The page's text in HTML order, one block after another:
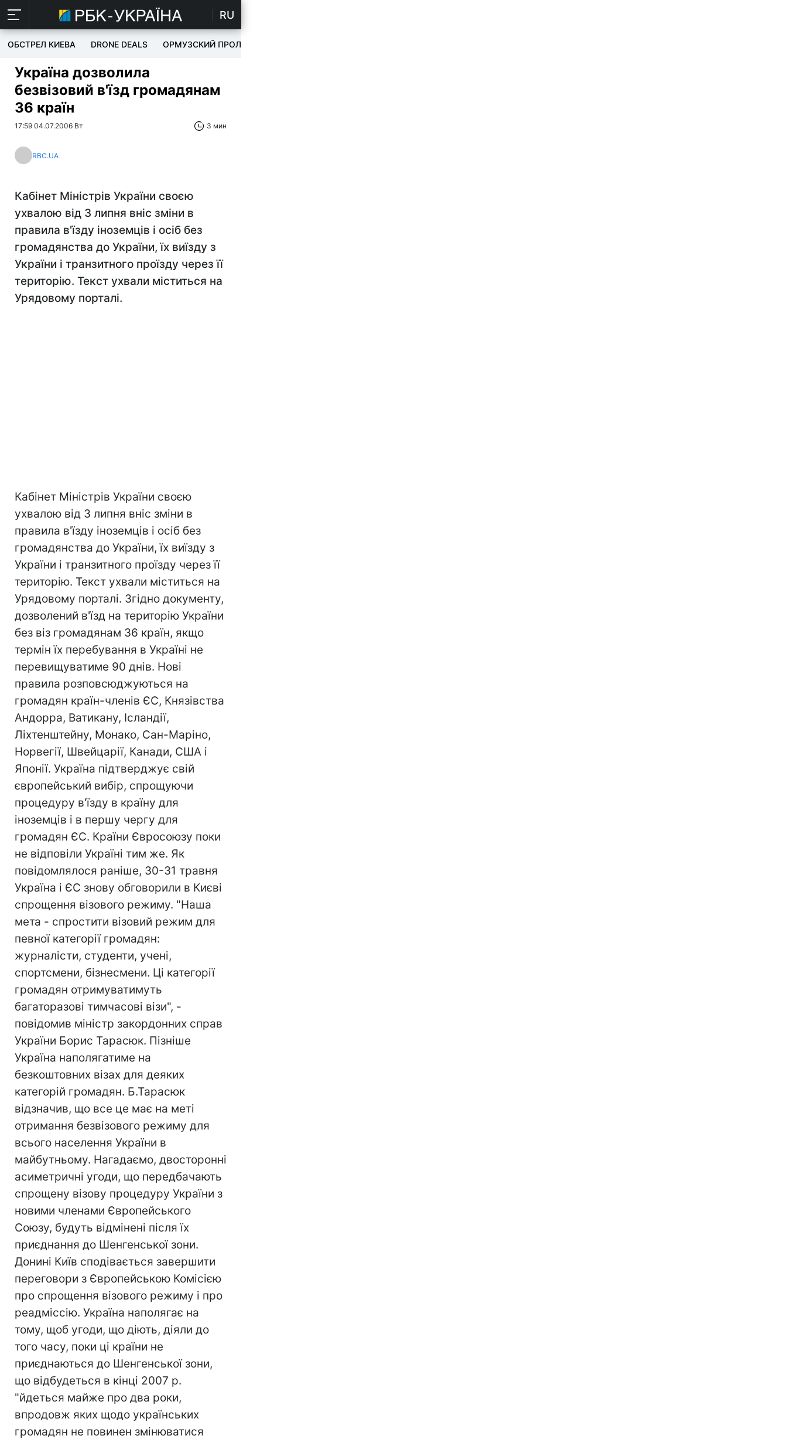
RU
ОБСТРЕЛ КИЕВА DRONE DEALS ОРМУЗСКИЙ ПРОЛИВ
Україна дозволила
безвізовий в'їзд громадянам
36 країн
17:59 04.07.2006 Вт 3 мин
RBC.UA
Кабінет Міністрів України своєю
ухвалою від 3 липня вніс зміни в
правила в'їзду іноземців і осіб без
громадянства до України, їх виїзду з
України і транзитного проїзду через її
територію. Текст ухвали міститься на
Урядовому порталі.
Кабінет Міністрів України своєю
ухвалою від 3 липня вніс зміни в
правила в'їзду іноземців і осіб без
громадянства до України, їх виїзду з
України і транзитного проїзду через її
територію. Текст ухвали міститься на
Урядовому порталі. Згідно документу,
дозволений в'їзд на територію України
без віз громадянам 36 країн, якщо
термін їх перебування в Україні не
перевищуватиме 90 днів. Нові
правила розповсюджуються на
громадян країн-членів ЄС, Князівства
Андорра, Ватикану, Ісландії,
Ліхтенштейну, Монако, Сан-Маріно,
Норвегії, Швейцарії, Канади, США і
Японії. Україна підтверджує свій
європейський вибір, спрощуючи
процедуру в'їзду в країну для
іноземців і в першу чергу для
громадян ЄС. Країни Євросоюзу поки
не відповіли Україні тим же. Як
повідомлялося раніше, 30-31 травня
Україна і ЄС знову обговорили в Києві
спрощення візового режиму. "Наша
мета - спростити візовий режим для
певної категорії громадян:
журналісти, студенти, учені,
спортсмени, бізнесмени. Ці категорії
громадян отримуватимуть
багаторазові тимчасові візи", -
повідомив міністр закордонних справ
України Борис Тарасюк. Пізніше
Україна наполягатиме на
безкоштовних візах для деяких
категорій громадян. Б.Тарасюк
відзначив, що все це має на меті
отримання безвізового режиму для
всього населення України в
майбутньому. Нагадаємо, двосторонні
асиметричні угоди, що передбачають
спрощену візову процедуру України з
новими членами Європейського
Союзу, будуть відмінені після їх
приєднання до Шенгенської зони.
Донині Київ сподівається завершити
переговори з Європейською Комісією
про спрощення візового режиму і про
реадміссію. Україна наполягає на
тому, щоб угоди, що діють, діяли до
того часу, поки ці країни не
приєднаються до Шенгенської зони,
що відбудеться в кінці 2007 р.
"йдеться майже про два роки,
впродовж яких щодо українських
громадян не повинен змінюватися